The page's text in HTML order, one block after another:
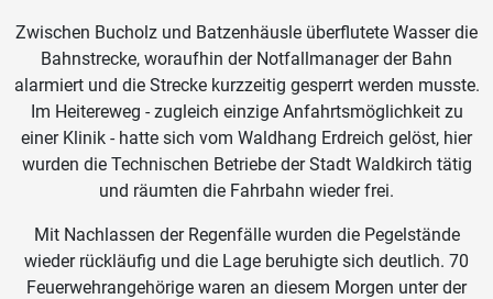
Zwischen Bucholz und Batzenhäusle überflutete Wasser die
Bahnstrecke, woraufhin der Notfallmanager der Bahn
alarmiert und die Strecke kurzzeitig gesperrt werden musste.
Im Heitereweg - zugleich einzige Anfahrtsmöglichkeit zu
einer Klinik - hatte sich vom Waldhang Erdreich gelöst, hier
wurden die Technischen Betriebe der Stadt Waldkirch tätig
und räumten die Fahrbahn wieder frei.
Mit Nachlassen der Regenfälle wurden die Pegelstände
wieder rückläufig und die Lage beruhigte sich deutlich. 70
Feuerwehrangehörige waren an diesem Morgen unter der